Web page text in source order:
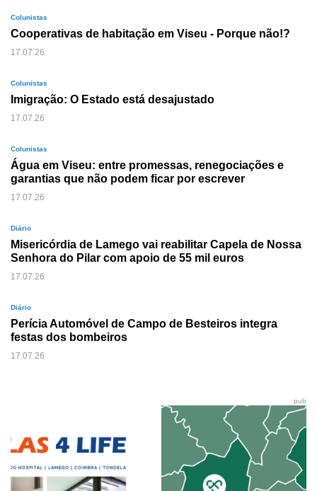
Colunistas
Cooperativas de habitação em Viseu - Porque não!?
17.07.26
Colunistas
Imigração: O Estado está desajustado
17.07.26
Colunistas
Água em Viseu: entre promessas, renegociações e
garantias que não podem ficar por escrever
17.07.26
Diário
Misericórdia de Lamego vai reabilitar Capela de Nossa
Senhora do Pilar com apoio de 55 mil euros
17.07.26
Diário
Perícia Automóvel de Campo de Besteiros integra
festas dos bombeiros
17.07.26
pub